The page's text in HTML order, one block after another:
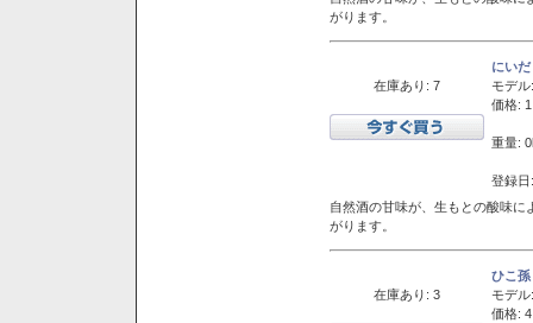
がります。
在庫あり: 7
にい
モデル:
価格:
重量:
登録
自然酒の甘味が、生もとの酸味
がります。
在庫あり: 3
ひこ
モデル:
価格: